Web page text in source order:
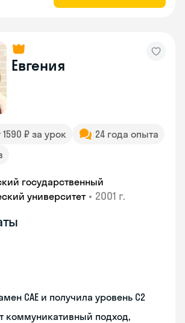
Евгения
1590 ₽ за урок
24 года опыта
государственный
университет • 2001 г.
CAE и получила уровень С2
коммуникативный подход,